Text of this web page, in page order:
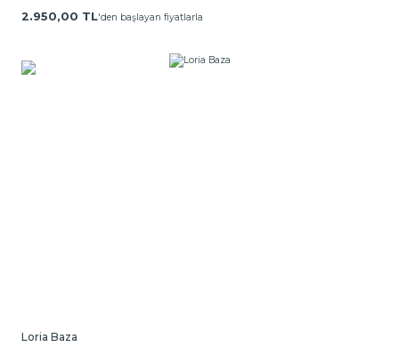
2.950,00 TL'den başlayan fiyatlarla
Loria Baza